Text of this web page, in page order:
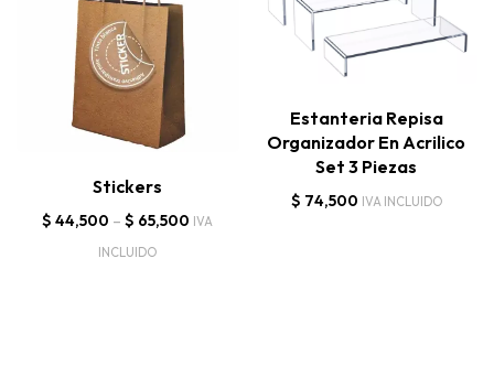
Stickers
$ 44,500 – $ 65,500 IVA
INCLUIDO
Estanteria Repisa
Organizador En Acrilico
Set 3 Piezas
$ 74,500 IVA INCLUIDO